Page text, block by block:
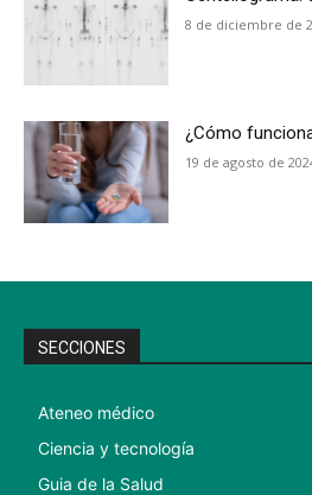
8 de diciembre de
¿Cómo
19 de agosto de
SECCIONES
Ateneo médico
Ciencia y tecnología
Guia de la Salud